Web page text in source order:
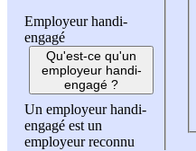
Employeur handi-
engagé
Qu'est-ce qu'un
employeur handi-
engagé ?
Un employeur handi-
engagé est un
employeur reconnu